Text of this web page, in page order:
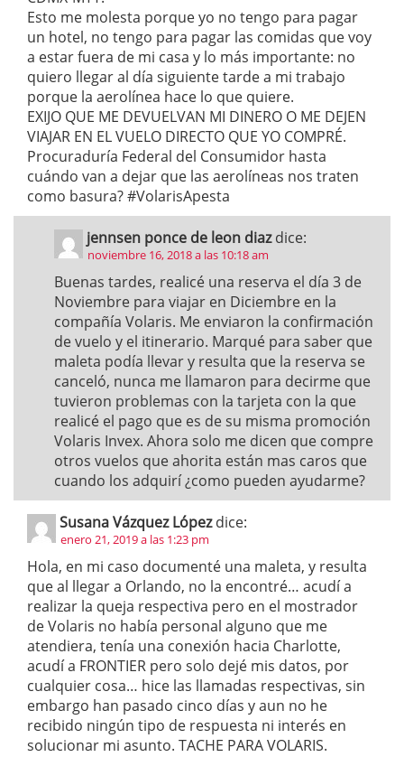
Esto me molesta porque yo no tengo para pagar
un hotel, no tengo para pagar las comidas que voy
a estar fuera de mi casa y lo más importante: no
quiero llegar al día siguiente tarde a mi trabajo
porque la aerolínea hace lo que quiere.
EXIJO QUE ME DEVUELVAN MI DINERO O ME DEJEN
VIAJAR EN EL VUELO DIRECTO QUE YO COMPRÉ.
Procuraduría Federal del Consumidor hasta
cuándo van a dejar que las aerolíneas nos traten
como basura? #VolarisApesta
jennsen ponce de leon diaz dice:
noviembre 16, 2018 a las 10:18 am
Buenas tardes, realicé una reserva el día 3 de
Noviembre para viajar en Diciembre en la
compañía Volaris. Me enviaron la confirmación
de vuelo y el itinerario. Marqué para saber que
maleta podía llevar y resulta que la reserva se
canceló, nunca me llamaron para decirme que
tuvieron problemas con la tarjeta con la que
realicé el pago que es de su misma promoción
Volaris Invex. Ahora solo me dicen que compre
otros vuelos que ahorita están mas caros que
cuando los adquirí ¿como pueden ayudarme?
Susana Vázquez López dice:
enero 21, 2019 a las 1:23 pm
Hola, en mi caso documenté una maleta, y resulta
que al llegar a Orlando, no la encontré… acudí a
realizar la queja respectiva pero en el mostrador
de Volaris no había personal alguno que me
atendiera, tenía una conexión hacia Charlotte,
acudí a FRONTIER pero solo dejé mis datos, por
cualquier cosa… hice las llamadas respectivas, sin
embargo han pasado cinco días y aun no he
recibido ningún tipo de respuesta ni interés en
solucionar mi asunto. TACHE PARA VOLARIS.